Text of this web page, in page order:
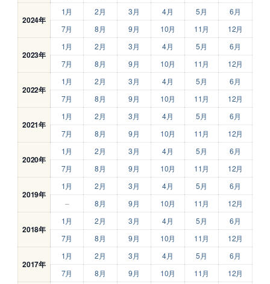
2024年
1月 2月 3月 4月 5月
6月
7月
8月 9月 10月 11月 12月
2023年
1月 2月 3月 4月 5月
6月
7月
8月 9月 10月 11月 12月
2022年
1月 2月 3月 4月 5月
6月
7月
8月 9月 10月 11月 12月
2021年
1月 2月 3月 4月 5月
6月
7月
8月 9月 10月 11月 12月
2020年
1月 2月 3月 4月 5月
6月
7月
8月 9月 10月 11月 12月
2019年
1月 2月 3月 4月 5月
6月
–
8月 9月 10月 11月 12月
2018年
1月 2月 3月 4月 5月
6月
7月
8月 9月 10月 11月 12月
2017年
1月 2月 3月 4月 5月
6月
7月
8月 9月 10月 11月 12月